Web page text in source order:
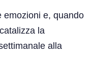
emozioni e, quando
la
alla